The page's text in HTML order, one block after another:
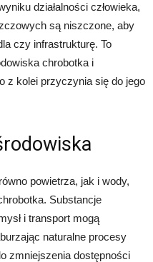
działalności człowieka,
są niszczone, aby
czy infrastrukturę. To
chrobotka i
z kolei przyczynia się do jego
powietrza, jak i wody,
Substancje
i transport mogą
naturalne procesy
zmniejszenia dostępności